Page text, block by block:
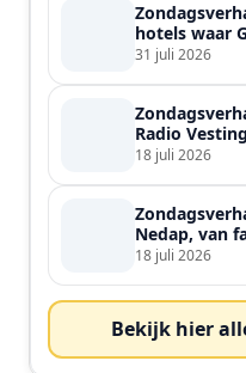
hotels waar
31 juli 2026
Radio
de streek
18 juli 2026
Nedap, van
18 juli 2026
Bekijk hier